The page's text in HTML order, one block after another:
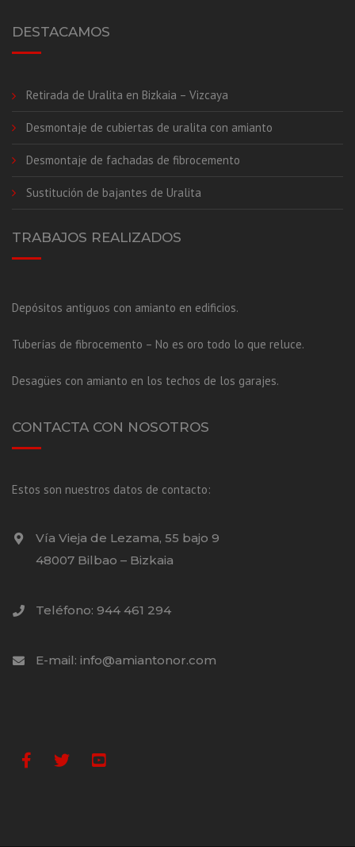
DESTACAMOS
Retirada de Uralita en Bizkaia – Vizcaya
Desmontaje de cubiertas de uralita con amianto
Desmontaje de fachadas de fibrocemento
Sustitución de bajantes de Uralita
TRABAJOS REALIZADOS
Depósitos antiguos con amianto en edificios.
Tuberías de fibrocemento – No es oro todo lo que reluce.
Desagües con amianto en los techos de los garajes.
CONTACTA CON NOSOTROS
Estos son nuestros datos de contacto:
Vía Vieja de Lezama, 55 bajo 9
48007 Bilbao – Bizkaia
Teléfono: 944 461 294
E-mail: info@amiantonor.com
Facebook
TwitterYoutube